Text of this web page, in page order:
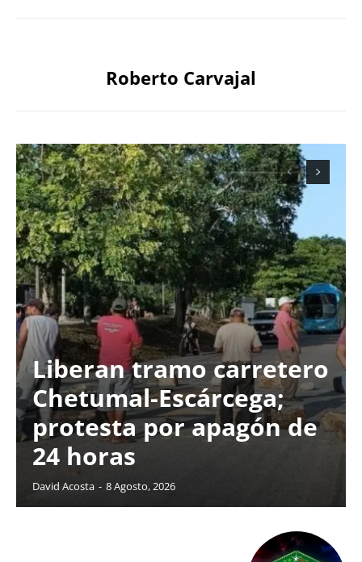
Roberto Carvajal
Liberan tramo carretero
Chetumal-Escárcega;
protesta por apagón de
24 horas
David Acosta - 8 Agosto, 2026